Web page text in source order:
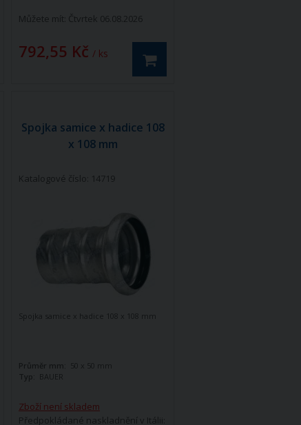
Můžete mít: Čtvrtek 06.08.2026
792,55 Kč / ks
Spojka samice x hadice 108
x 108 mm
Katalogové číslo: 14719
Zboží není skladem
Předpokládané naskladnění v Itálii:
Spojka samice x hadice 108 x 108 mm
Průměr mm:
50 x 50 mm
Typ: BAUER